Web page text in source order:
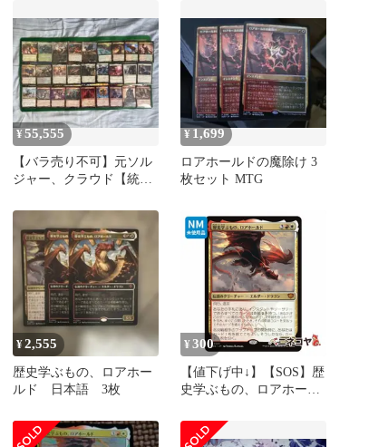
¥55,555
【バラ売り不可】元ソル
ジャー、クラウド【統率
¥ 1,699
ロアホールドの魔除け 3
枚セット MTG
¥2,555
歴史学ぶもの、ロアホー
ルド 日本語 3枚
¥ 300
【値下げ中↓】【SOS】歴
史学ぶもの、ロアホール